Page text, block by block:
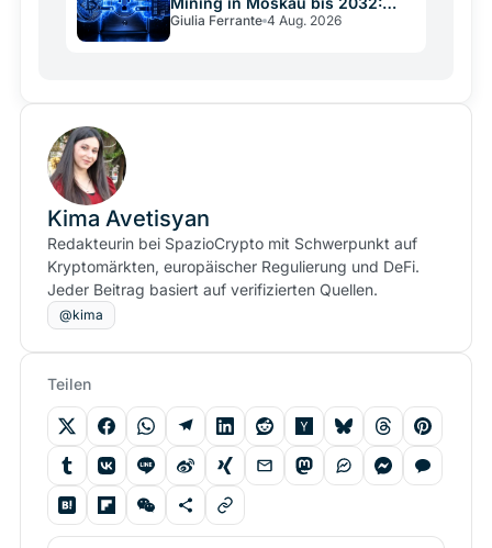
Stromnetz vs. Krypto
Giulia Ferrante 4 Aug. 2026
Kima Avetisyan
Redakteurin bei SpazioCrypto mit Schwerpunkt auf
Kryptomärkten, europäischer Regulierung und DeFi.
Jeder Beitrag basiert auf verifizierten Quellen.
@kima
Teilen